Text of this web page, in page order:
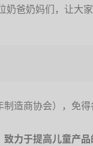
奶爸奶妈们，让大
造商协会），免
致力于提高儿童产